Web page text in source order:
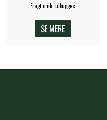
Fragt omk. tillægges
SE MERE